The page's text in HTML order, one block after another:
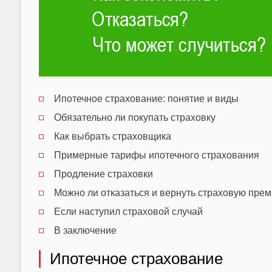
Ипотечное страхование: понятие и виды
Обязательно ли покупать страховку
Как выбрать страховщика
Примерные тарифы ипотечного страхования
Продление страховки
Можно ли отказаться и вернуть страховую
Если наступил страховой случай
В заключение
Ипотечное страхование